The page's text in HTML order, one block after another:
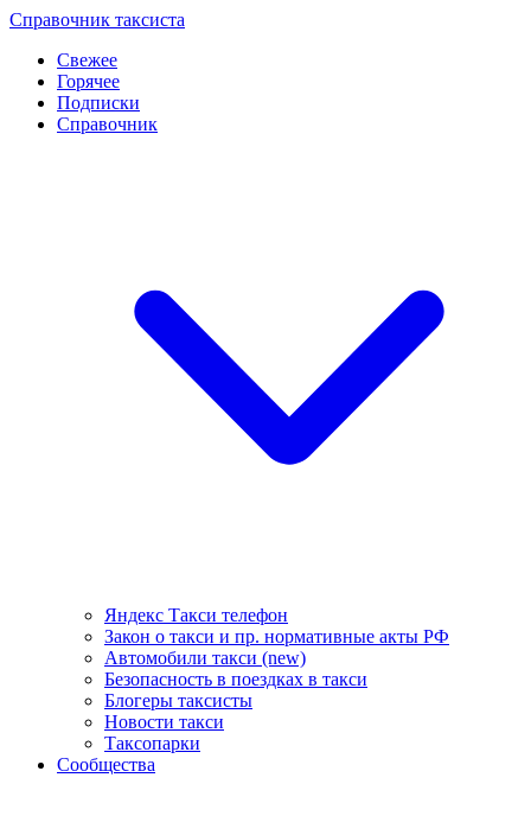
Перейти
контенту
Справочник таксиста
Свежее
Горячее
Подписки
Справочник
Яндекс Такси телефон
Закон о такси и пр. нормативные акты РФ
Автомобили такси (new)
Безопасность в поездках в такси
Блогеры таксисты
Новости такси
Таксопарки
Сообщества